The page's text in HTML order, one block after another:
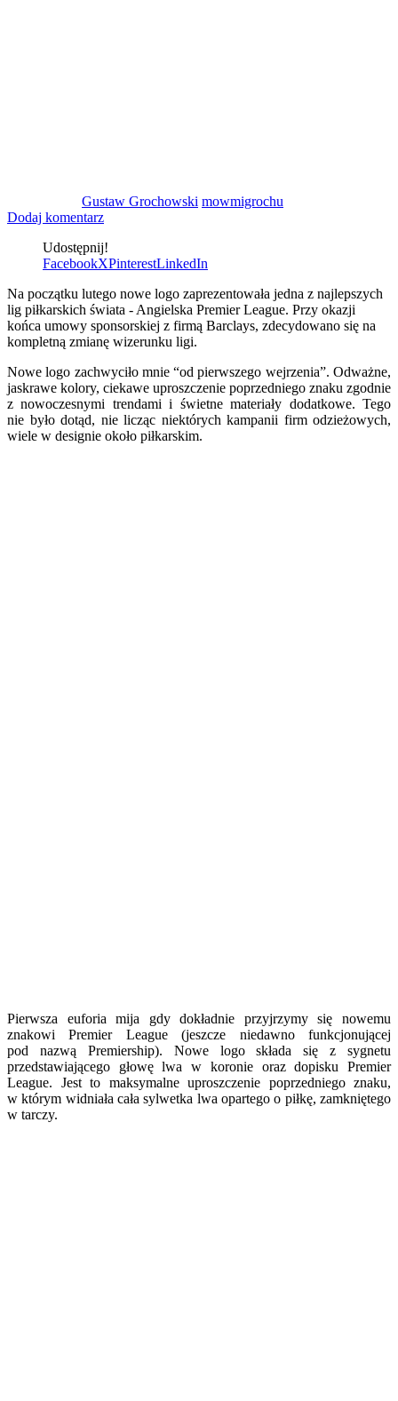
Gustaw Grochowski mowmigrochu
Dodaj komentarz
Udostępnij!
FacebookXPinterestLinkedIn
Na początku lutego nowe logo zaprezentowała jedna z najlepszych
lig piłkarskich świata - Angielska Premier League. Przy okazji
końca umowy sponsorskiej z firmą Barclays, zdecydowano się na
kompletną zmianę wizerunku ligi.
Nowe logo zachwyciło mnie “od pierwszego wejrzenia”. Odważne,
jaskrawe kolory, ciekawe uproszczenie poprzedniego znaku zgodnie
z nowoczesnymi trendami i świetne materiały dodatkowe. Tego
nie było dotąd, nie licząc niektórych kampanii firm odzieżowych,
wiele w designie około piłkarskim.
Pierwsza euforia mija gdy dokładnie przyjrzymy się nowemu
znakowi Premier League (jeszcze niedawno funkcjonującej
pod nazwą Premiership). Nowe logo składa się z sygnetu
przedstawiającego głowę lwa w koronie oraz dopisku Premier
League. Jest to maksymalne uproszczenie poprzedniego znaku,
w którym widniała cała sylwetka lwa opartego o piłkę, zamkniętego
w tarczy.